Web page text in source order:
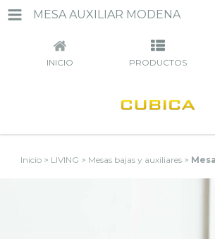
MESA AUXILIAR MODENA
INICIO PRODUCTOS
Inicio > LIVING > Mesas bajas y auxiliares >